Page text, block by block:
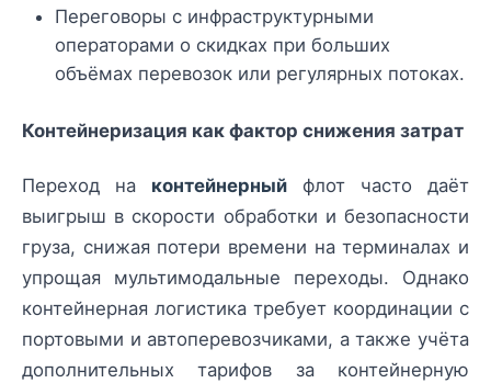
Переговоры с инфраструктурными
операторами о скидках при больших
объёмах перевозок или регулярных потоках.
Контейнеризация как фактор снижения затрат
Переход на контейнерный флот часто даёт
выигрыш в скорости обработки и безопасности
груза, снижая потери времени на терминалах и
упрощая мультимодальные переходы. Однако
контейнерная логистика требует координации с
портовыми и автоперевозчиками, а также учёта
дополнительных тарифов за контейнерную